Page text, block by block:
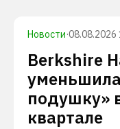
Новости·08.08.2026
Berkshire
подушку»
квартале